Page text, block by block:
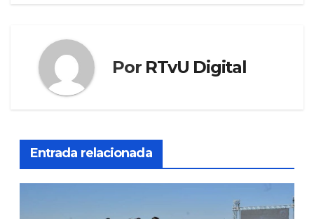
Por RTvU Digital
Entrada relacionada